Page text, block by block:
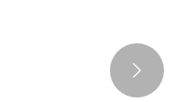
